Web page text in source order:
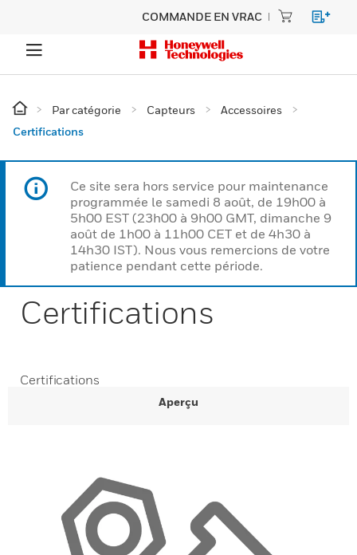
COMMANDE EN VRAC
Par catégorie Capteurs
Accessoires
Certifications
Ce site sera hors service pour maintenance
programmée le samedi 8 août, de 19h00 à
5h00 EST (23h00 à 9h00 GMT, dimanche 9
août de 1h00 à 11h00 CET et de 4h30 à
14h30 IST). Nous vous remercions de votre
patience pendant cette période.
Certifications
Certifications
Aperçu